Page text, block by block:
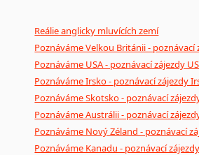
Reálie anglicky mluvících zemí
Poznáváme Velkou Británii - poznávací
Poznáváme USA - poznávací zájezdy
Poznáváme Irsko - poznávací zájezdy
Poznáváme Skotsko - poznávací
Poznáváme Austrálii - poznávací
Poznáváme Nový Zéland - poznávací
Poznáváme Kanadu - poznávací